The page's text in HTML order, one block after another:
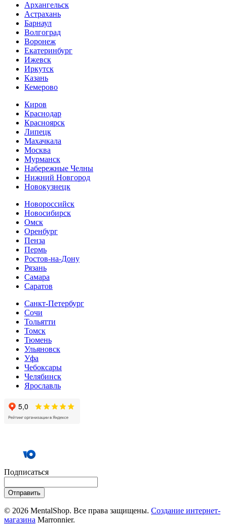
Архангельск
Астрахань
Барнаул
Волгоград
Воронеж
Екатеринбург
Ижевск
Иркутск
Казань
Кемерово
Киров
Краснодар
Красноярск
Липецк
Махачкала
Москва
Мурманск
Набережные Челны
Нижний Новгород
Новокузнецк
Новороссийск
Новосибирск
Омск
Оренбург
Пенза
Пермь
Ростов-на-Дону
Рязань
Самара
Cаратов
Санкт-Петербург
Сочи
Тольятти
Томск
Тюмень
Ульяновск
Уфа
Чебоксары
Челябинск
Ярославль
Подписаться
Отправить
© 2026 MentalShop. Все права защищены. Создание интернет-
магазина Marronnier.